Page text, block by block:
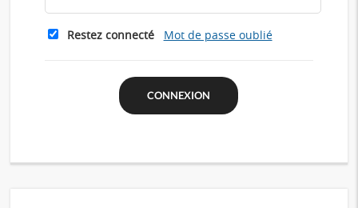
Restez connecté Mot de passe oublié